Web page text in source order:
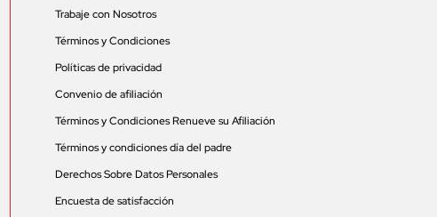
Trabaje con Nosotros
Términos y Condiciones
Políticas de privacidad
Convenio de afiliación
Términos y Condiciones Renueve su Afiliación
Términos y condiciones día del padre
Derechos Sobre Datos Personales
Encuesta de satisfacción